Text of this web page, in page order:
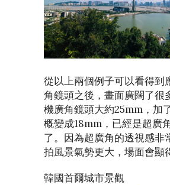
從以上兩個例子可以看得到
角鏡頭之後，畫面廣闊了很
機廣角鏡頭大約25mm，加
概變成18mm，已經是超廣
了。因為超廣角的透視感非
拍風景氣勢更大，場面會顯
韓國首爾城市景觀